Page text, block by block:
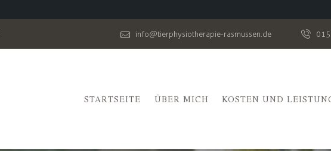
info@tierphysiotherapie-rasmussen.de
STARTSEITE ÜBER MICH KOSTEN UND